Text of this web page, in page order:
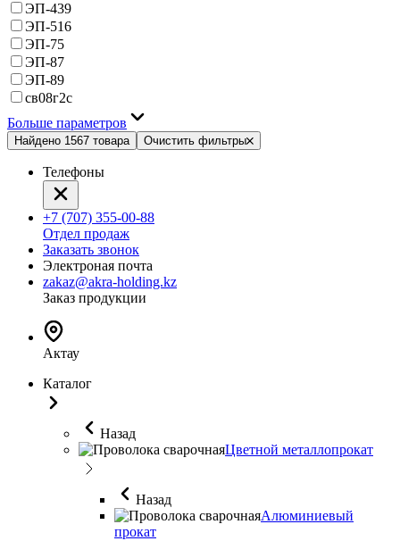
ЭП-439
ЭП-516
ЭП-75
ЭП-87
ЭП-89
св08г2с
Больше параметров
Найдено 1567 товара Очистить фильтры
Телефоны
+7 (707) 355-00-88
Отдел продаж
Заказать звонок
Электроная почта
zakaz@akra-holding.kz
Заказ продукции
Актау
Каталог
Назад
Цветной металлопрокат
Назад
Алюминиевый
прокат